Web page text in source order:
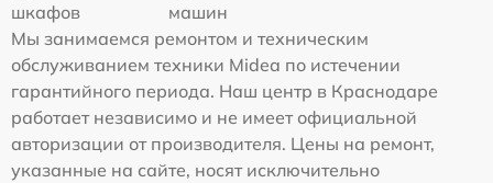
шкафов
машин
Мы занимаемся ремонтом и техническим
обслуживанием техники Midea по истечении
гарантийного периода. Наш центр в Краснодаре
работает независимо и не имеет официальной
авторизации от производителя. Цены на ремонт,
указанные на сайте, носят исключительно